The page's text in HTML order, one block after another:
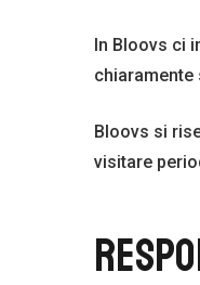
In Bloovs ci
Bloovs si
visitare